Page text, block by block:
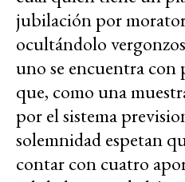
jubilación por
ocultándolo
uno se encuentra con
que, como una
por el sistema
solemnidad espetan
contar con cuatro